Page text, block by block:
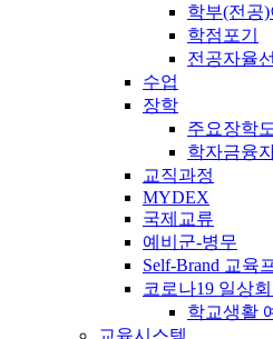
학부(전공)
학점포기
전공자율
수업
장학
주요장학
학자금융
교직과정
MYDEX
국제교류
예비군-병무
Self-Brand 교육
코로나19 일상
학교생활
교육시스템